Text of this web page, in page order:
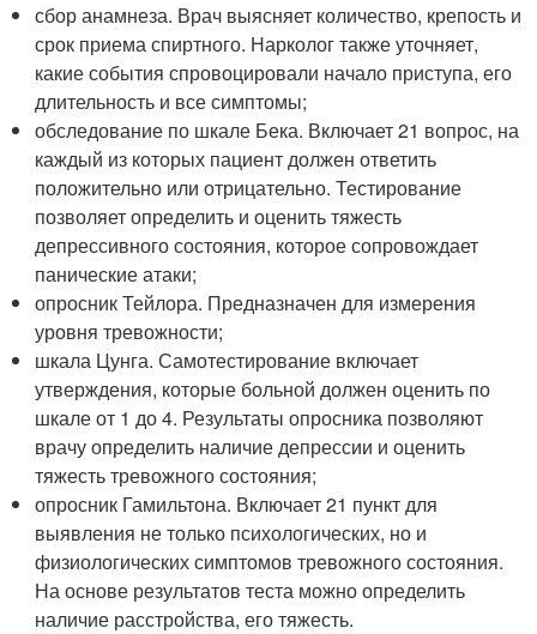
сбор анамнеза. Врач выясняет количество, крепость и
срок приема спиртного. Нарколог также уточняет,
какие события спровоцировали начало приступа, его
длительность и все симптомы;
обследование по шкале Бека. Включает 21 вопрос, на
каждый из которых пациент должен ответить
положительно или отрицательно. Тестирование
позволяет определить и оценить тяжесть
депрессивного состояния, которое сопровождает
панические атаки;
опросник Тейлора. Предназначен для измерения
уровня тревожности;
шкала Цунга. Самотестирование включает
утверждения, которые больной должен оценить по
шкале от 1 до 4. Результаты опросника позволяют
врачу определить наличие депрессии и оценить
тяжесть тревожного состояния;
опросник Гамильтона. Включает 21 пункт для
выявления не только психологических, но и
физиологических симптомов тревожного состояния.
На основе результатов теста можно определить
наличие расстройства, его тяжесть.